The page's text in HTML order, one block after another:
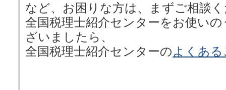
など、お困りな方は、まずご相談
全国税理士紹介センターをお使い
ざいましたら、
全国税理士紹介センターのよくあ